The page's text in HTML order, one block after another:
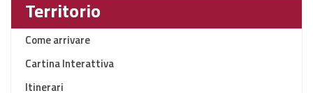
Territorio
Come arrivare
Cartina Interattiva
Itinerari